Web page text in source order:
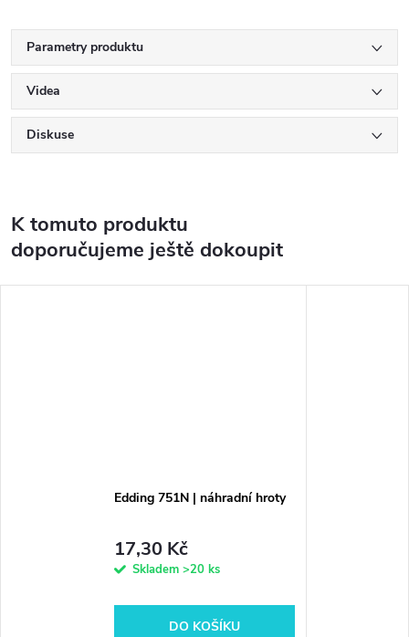
Parametry produktu
Videa
Diskuse
K tomuto produktu
doporučujeme ještě dokoupit
Edding 751N | náhradní hroty
17,30 Kč
Skladem >20 ks
DO KOŠÍKU